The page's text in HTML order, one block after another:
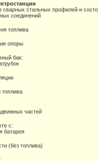
сварных стальных профилей и
соединений
топлива
опоры
бак:
частей
с:
батарея
(без топлива)